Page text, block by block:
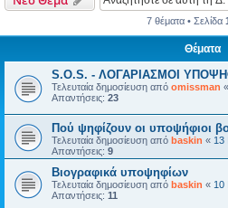
7 θέματα • Σελίδα
Θέματα
S.O.S. - ΛΟΓΑΡΙΑΣΜΟΙ
Τελευταία δημοσίευση από omissman «
Απαντήσεις: 23
Πού ψηφίζουν οι υποψήφιοι
Τελευταία δημοσίευση από baskin « 13
Απαντήσεις: 9
Βιογραφικά υποψηφίων
Τελευταία δημοσίευση από baskin « 10
Απαντήσεις: 11